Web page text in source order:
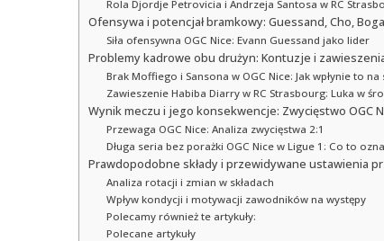
Rola Djordje Petrovicia i Andrzeja Santosa w RC
Ofensywa i potencjał bramkowy: Guessand, Cho, Boga
Siła ofensywna OGC Nice: Evann Guessand jako lider
Problemy kadrowe obu drużyn: Kontuzje i
Brak Moffiego i Sansona w OGC Nice: Jak wpłynie to
Zawieszenie Habiba Diarry w RC Strasbourg: Luka w
Wynik meczu i jego konsekwencje: Zwycięstwo OGC
Przewaga OGC Nice: Analiza zwycięstwa 2:1
Długa seria bez porażki OGC Nice w Ligue 1: Co to
Prawdopodobne składy i przewidywane ustawienia
Analiza rotacji i zmian w składach
Wpływ kondycji i motywacji zawodników na występy
Polecamy również te artykuły:
Polecane artykuły